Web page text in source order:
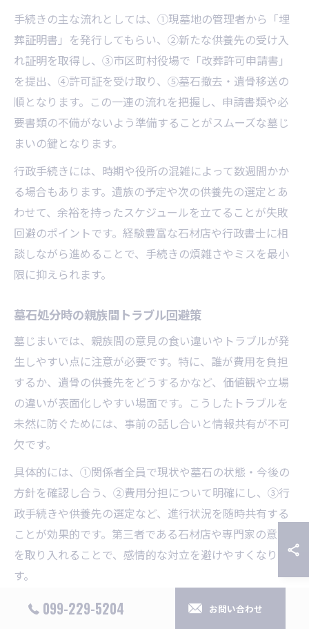
手続きの主な流れとしては、①現墓地の管理者から「埋
葬証明書」を発行してもらい、②新たな供養先の受け入
れ証明を取得し、③市区町村役場で「改葬許可申請書」
を提出、④許可証を受け取り、⑤墓石撤去・遺骨移送の
順となります。この一連の流れを把握し、申請書類や必
要書類の不備がないよう準備することがスムーズな墓じ
まいの鍵となります。
行政手続きには、時期や役所の混雑によって数週間かか
る場合もあります。遺族の予定や次の供養先の選定とあ
わせて、余裕を持ったスケジュールを立てることが失敗
回避のポイントです。経験豊富な石材店や行政書士に相
談しながら進めることで、手続きの煩雑さやミスを最小
限に抑えられます。
墓石処分時の親族間トラブル回避策
墓じまいでは、親族間の意見の食い違いやトラブルが発
生しやすい点に注意が必要です。特に、誰が費用を負担
するか、遺骨の供養先をどうするかなど、価値観や立場
の違いが表面化しやすい場面です。こうしたトラブルを
未然に防ぐためには、事前の話し合いと情報共有が不可
欠です。
具体的には、①関係者全員で現状や墓石の状態・今後の
方針を確認し合う、②費用分担について明確にし、③行
政手続きや供養先の選定など、進行状況を随時共有する
ことが効果的です。第三者である石材店や専門家の意見
を取り入れることで、感情的な対立を避けやすくなりま
す。
実際に、早期から相談を重ねたことで「納得して墓じま
099-229-5204 お問い合わせ